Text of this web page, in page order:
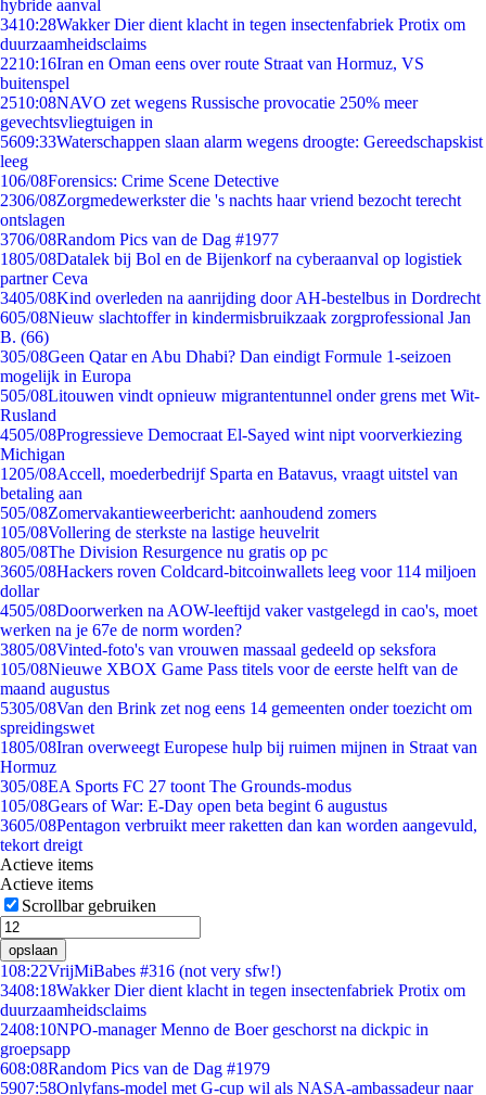
hybride aanval
3410:28Wakker Dier dient klacht in tegen insectenfabriek Protix om
duurzaamheidsclaims
2210:16Iran en Oman eens over route Straat van Hormuz, VS
buitenspel
2510:08NAVO zet wegens Russische provocatie 250% meer
gevechtsvliegtuigen in
5609:33Waterschappen slaan alarm wegens droogte: Gereedschapskist
leeg
106/08Forensics: Crime Scene Detective
2306/08Zorgmedewerkster die 's nachts haar vriend bezocht terecht
ontslagen
3706/08Random Pics van de Dag #1977
1805/08Datalek bij Bol en de Bijenkorf na cyberaanval op logistiek
partner Ceva
3405/08Kind overleden na aanrijding door AH-bestelbus in Dordrecht
605/08Nieuw slachtoffer in kindermisbruikzaak zorgprofessional Jan
B. (66)
305/08Geen Qatar en Abu Dhabi? Dan eindigt Formule 1-seizoen
mogelijk in Europa
505/08Litouwen vindt opnieuw migrantentunnel onder grens met Wit-
Rusland
4505/08Progressieve Democraat El-Sayed wint nipt voorverkiezing
Michigan
1205/08Accell, moederbedrijf Sparta en Batavus, vraagt uitstel van
betaling aan
505/08Zomervakantieweerbericht: aanhoudend zomers
105/08Vollering de sterkste na lastige heuvelrit
805/08The Division Resurgence nu gratis op pc
3605/08Hackers roven Coldcard-bitcoinwallets leeg voor 114 miljoen
dollar
4505/08Doorwerken na AOW-leeftijd vaker vastgelegd in cao's, moet
werken na je 67e de norm worden?
3805/08Vinted-foto's van vrouwen massaal gedeeld op seksfora
105/08Nieuwe XBOX Game Pass titels voor de eerste helft van de
maand augustus
5305/08Van den Brink zet nog eens 14 gemeenten onder toezicht om
spreidingswet
1805/08Iran overweegt Europese hulp bij ruimen mijnen in Straat van
Hormuz
305/08EA Sports FC 27 toont The Grounds-modus
105/08Gears of War: E-Day open beta begint 6 augustus
3605/08Pentagon verbruikt meer raketten dan kan worden aangevuld,
tekort dreigt
Actieve items
Actieve items
Scrollbar gebruiken
opslaan
108:22VrijMiBabes #316 (not very sfw!)
3408:18Wakker Dier dient klacht in tegen insectenfabriek Protix om
duurzaamheidsclaims
2408:10NPO-manager Menno de Boer geschorst na dickpic in
groepsapp
608:08Random Pics van de Dag #1979
5907:58Onlyfans-model met G-cup wil als NASA-ambassadeur naar